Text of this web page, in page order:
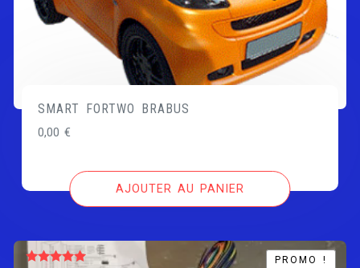
SMART FORTWO BRABUS
0,00€
AJOUTER AU PANIER
PROMO !
PROMO !